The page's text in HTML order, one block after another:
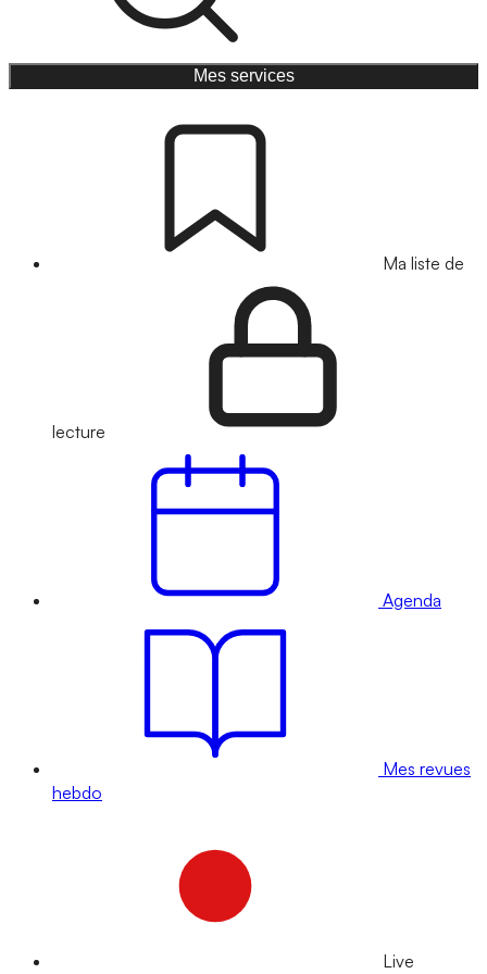
Mes services
Ma liste de
lecture
Agenda
Mes revues
hebdo
Live